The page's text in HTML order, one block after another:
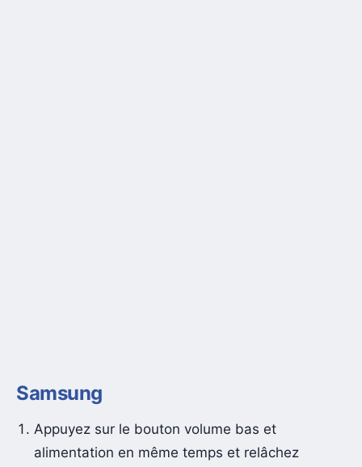
Samsung
Appuyez sur le bouton volume bas et
alimentation en même temps et relâchez